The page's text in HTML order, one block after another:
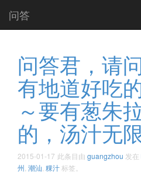
问答
问答君，请
有地道好吃
～要有葱朱
的，汤汁无
2015-01-17 此条目由 guangzhou 发在
州 潮汕 粿汁标签。